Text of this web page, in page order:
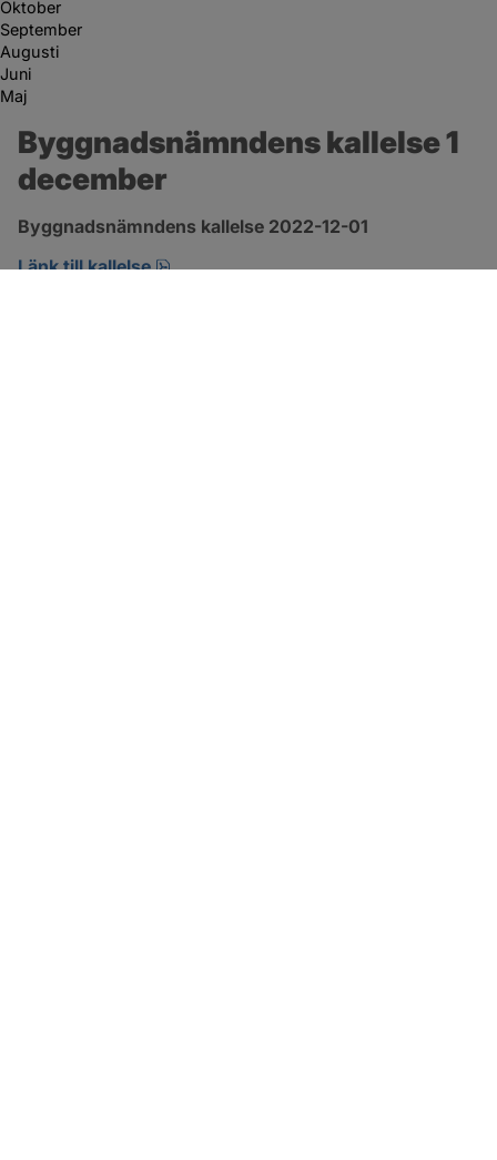
Oktober
September
Augusti
Juni
Maj
Byggnadsnämndens kallelse 1
december
Byggnadsnämndens kallelse 2022-12-01
Länk till kallelse
pdf, 124.1 kB, öppnas i nytt fönster.